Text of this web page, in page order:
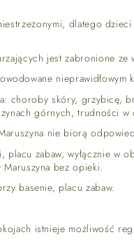
dlatego
jest zabronione ze
skóry, grzybicę,
górnych, trudności w
nie biorą
zabaw, wyłącznie
bez opieki.
basenie, placu zabaw.
istnieje możliwość